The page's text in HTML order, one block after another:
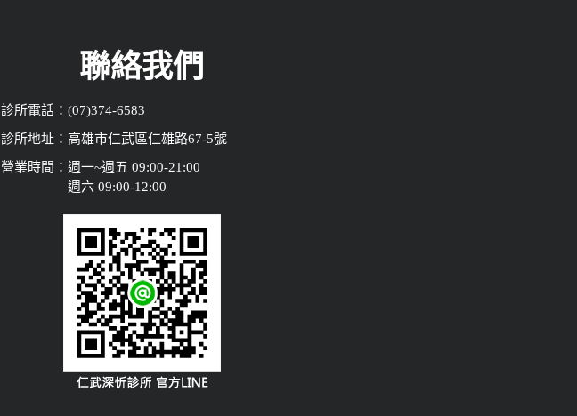
聯絡我們
診所電話：(07)374-6583
診所地址：高雄市仁武區仁雄路67-5號
營業時間：週一~週五 09:00-21:00
週六 09:00-12:00